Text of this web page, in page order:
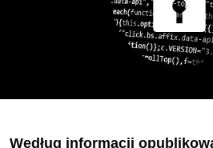
Według informacji